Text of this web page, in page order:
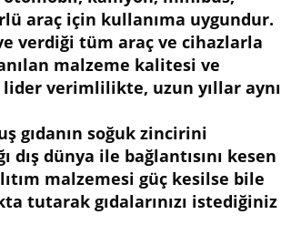
araç için kullanıma uygundur.
verdiği tüm araç ve cihazlarla
malzeme kalitesi ve
verimlilikte, uzun yıllar aynı
gıdanın soğuk zincirini
dış dünya ile bağlantısını kesen
malzemesi güç kesilse bile
tutarak gıdalarınızı istediğiniz